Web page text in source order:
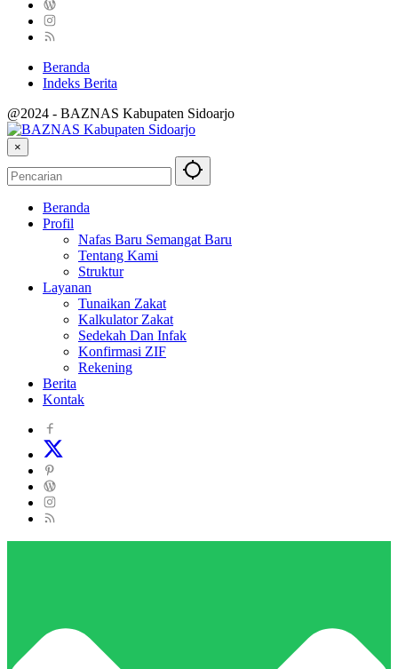
Beranda
Indeks Berita
@2024 - BAZNAS Kabupaten Sidoarjo
×
Beranda
Profil
Nafas Baru Semangat Baru
Tentang Kami
Struktur
Layanan
Tunaikan Zakat
Kalkulator Zakat
Sedekah Dan Infak
Konfirmasi ZIF
Rekening
Berita
Kontak